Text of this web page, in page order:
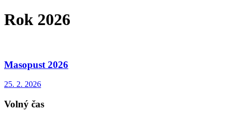
Rok 2026
Masopust 2026
25. 2. 2026
Volný čas